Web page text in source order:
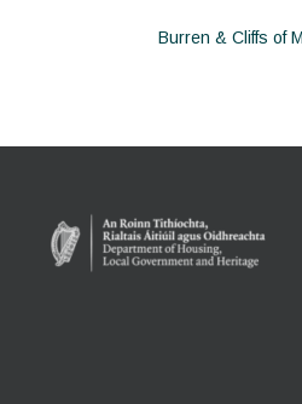
Burren & Cliffs of